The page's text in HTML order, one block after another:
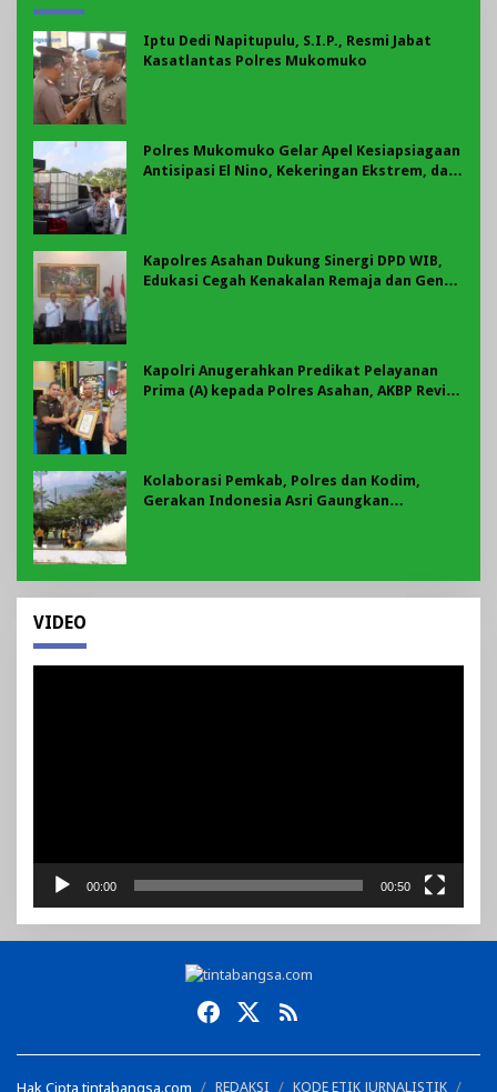
Iptu Dedi Napitupulu, S.I.P., Resmi Jabat
Kasatlantas Polres Mukomuko
Polres Mukomuko Gelar Apel Kesiapsiagaan
Antisipasi El Nino, Kekeringan Ekstrem, dan
Kapolres Asahan Dukung Sinergi DPD WIB,
Edukasi Cegah Kenakalan Remaja dan Geng
Kapolri Anugerahkan Predikat Pelayanan
Prima (A) kepada Polres Asahan, AKBP Revi
Kolaborasi Pemkab, Polres dan Kodim,
Gerakan Indonesia Asri Gaungkan
VIDEO
00:00 00:50
Hak Cipta tintabangsa.com REDAKSI KODE ETIK JURNALISTIK